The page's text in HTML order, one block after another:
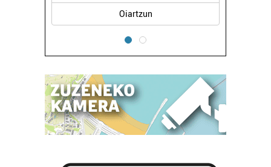
pertsonalizatuak eskaintzeko, iragarkiak eta edukia
produktuak garatzeko. Zure datuak nork eta zertarako
erabiltzen dituen hauta dezakezu.
Bazkide batzuek ez dizute baimenik eskatzen, eta beren
interes komertzial legitimoetan babesten dira. Ikusi gure
bazkideen zerrenda, beren ustez zein helburutarako
duten interes legitimoa eta horren aurka nola egin
Errenteria-Orereta